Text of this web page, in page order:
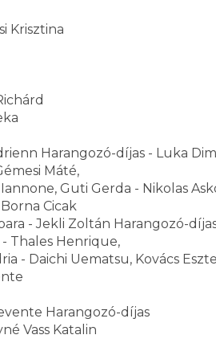
Krisztina
Harangozó-díjas - Luka
Máté,
Guti Gerda - Nikolas
Cicak
- Jekli Zoltán Harangozó-
Thales Henrique,
- Daichi Uematsu, Kovács
Harangozó-díjas
Vass Katalin